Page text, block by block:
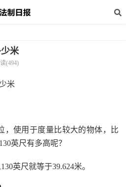
米
(494)
，使用于度量比较大的物体，比
英尺有多高呢？
英尺就等于39.624米。